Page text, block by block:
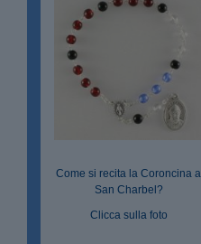
Come si recita la Coroncina a
San Charbel?
Clicca sulla foto